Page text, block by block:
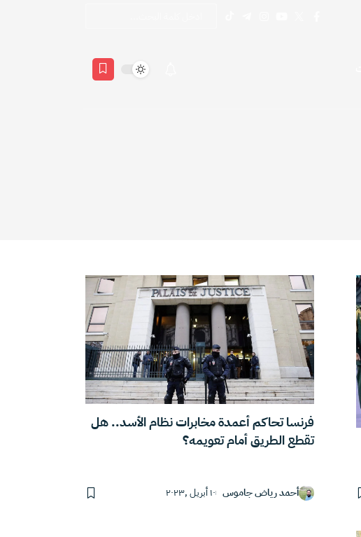
فرنسا تحاكم أعمدة مخابرات نظام الأسد.. هل
تقطع الطريق أمام تعويمه؟
أحمد رياض جاموس ١٠ أبريل ,٢٠٢٣